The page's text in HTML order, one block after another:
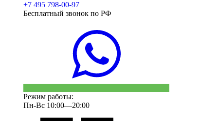
+7 495 798-00-97
Бесплатный звонок по РФ
Режим работы:
Пн-Вс 10:00—20:00